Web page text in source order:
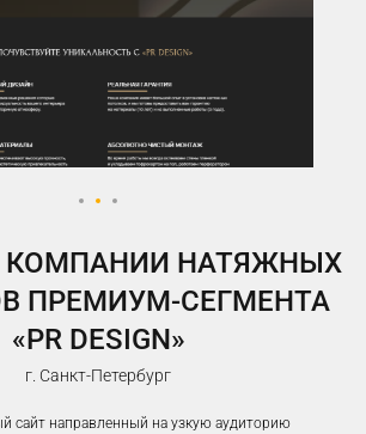
КОМПАНИИ НАТЯЖНЫХ
ПРЕМИУМ-СЕГМЕНТА
«PR DESIGN»
г. Санкт-Петербург
сайт направленный на узкую аудиторию
НА ВАШУ ЦА